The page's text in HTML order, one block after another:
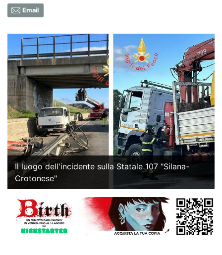
Email
Il luogo dell'incidente sulla Statale 107 "Silana-
Crotonese"